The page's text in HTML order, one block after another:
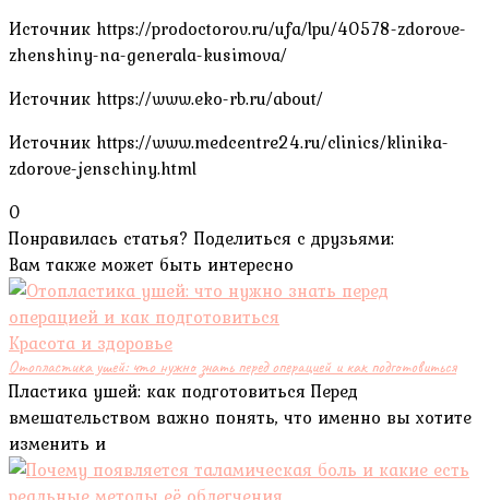
Источник https://prodoctorov.ru/ufa/lpu/40578-zdorove-
zhenshiny-na-generala-kusimova/
Источник https://www.eko-rb.ru/about/
Источник https://www.medcentre24.ru/clinics/klinika-
zdorove-jenschiny.html
0
Понравилась статья? Поделиться с друзьями:
Вам также может быть интересно
Красота и здоровье
Отопластика ушей: что нужно знать перед операцией и как подготовиться
Пластика ушей: как подготовиться Перед
вмешательством важно понять, что именно вы хотите
изменить и